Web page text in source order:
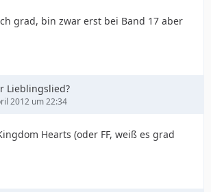
grad, bin zwar erst bei Band 17 aber
Lieblingslied?
2012 um 22:34
Hearts (oder FF, weiß es grad